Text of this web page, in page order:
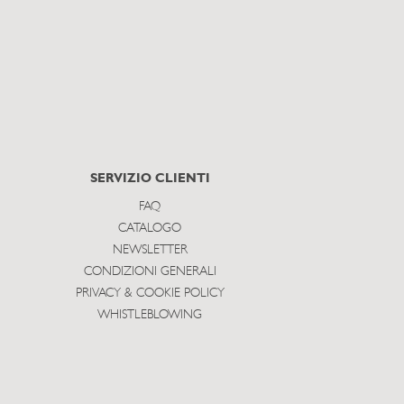
SERVIZIO CLIENTI
FAQ
CATALOGO
NEWSLETTER
CONDIZIONI GENERALI
PRIVACY & COOKIE POLICY
WHISTLEBLOWING